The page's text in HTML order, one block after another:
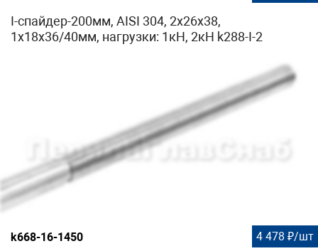
I-спайдер-200мм, AISI 304, 2х26х38,
1х18х36/40мм, нагрузки: 1кН, 2кН k288-I-2
k668-16-1450 4 478 ₽/шт